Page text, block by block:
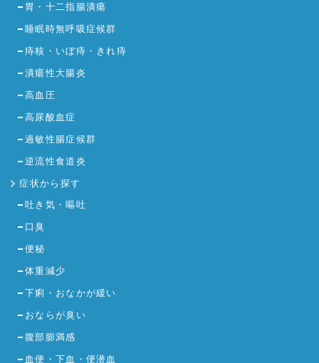
胃・十二指腸潰瘍
睡眠時無呼吸症候群
痔核・いぼ痔・きれ痔
潰瘍性大腸炎
高血圧
高尿酸血症
過敏性腸症候群
逆流性食道炎
症状から探す
吐き気・嘔吐
口臭
便秘
体重減少
下痢・おなかが緩い
おならが臭い
腹部膨満感
血便・下血・便潜血